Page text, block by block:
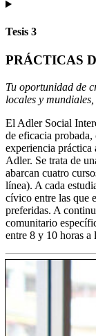
Tesis 3
PRÁCTICAS
Tu oportunidad de
locales y
El Adler Social
de eficacia probada,
experiencia
Adler. Se trata de
abarcan cuatro
línea). A cada
cívico entre las que
preferidas. A
comunitario
entre 8 y 10 horas a